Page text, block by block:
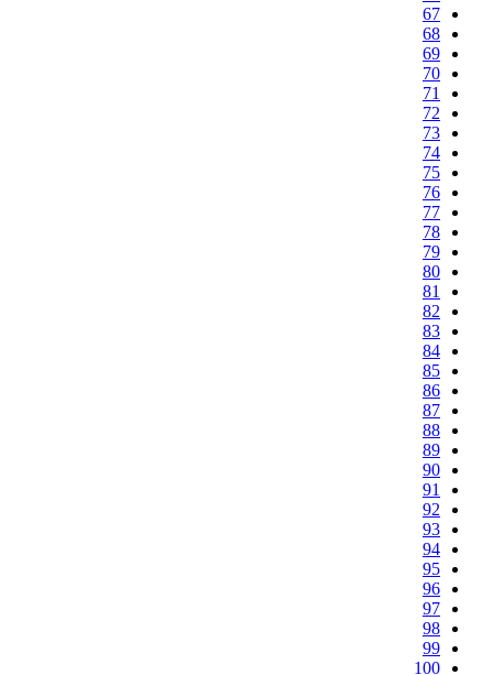
67
68
69
70
71
72
73
74
75
76
77
78
79
80
81
82
83
84
85
86
87
88
89
90
91
92
93
94
95
96
97
98
99
100